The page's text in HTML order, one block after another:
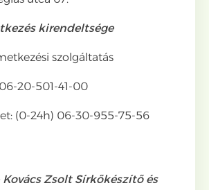
kirendeltsége
szolgáltatás
20-501-41-00
(0-24h) 06-30-955-75-56
Kovács Zsolt Sírkőkészítő és